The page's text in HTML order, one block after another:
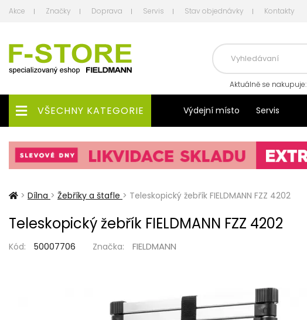
Akce Značky Doprava Servis Stav objednávky Kontakty
Aktuálně se nakupuje:
VŠECHNY KATEGORIE Výdejní místo Servis
> Dílna > Žebříky a štafle > Teleskopický žebřík FIELDMANN FZZ 4202
Teleskopický žebřík FIELDMANN FZZ 4202
Kód: 50007706 Značka: FIELDMANN